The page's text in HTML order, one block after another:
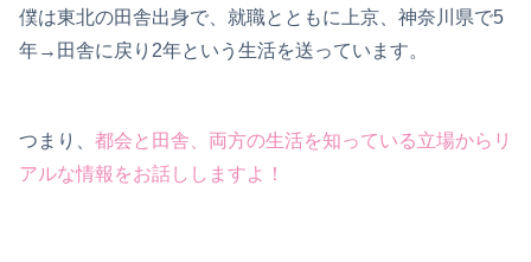
僕は東北の田舎出身で、就職とともに上京、神奈川県で5
年→田舎に戻り2年という生活を送っています。
つまり、 都会と田舎、両方の生活を知っている立場からリ
アルな情報をお話ししますよ！